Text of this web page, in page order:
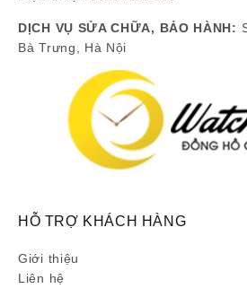
DỊCH VỤ SỬA CHỮA, BẢO HÀNH:
Bà Trưng, Hà Nội
HỖ TRỢ KHÁCH HÀNG
Giới thiệu
Liên hệ